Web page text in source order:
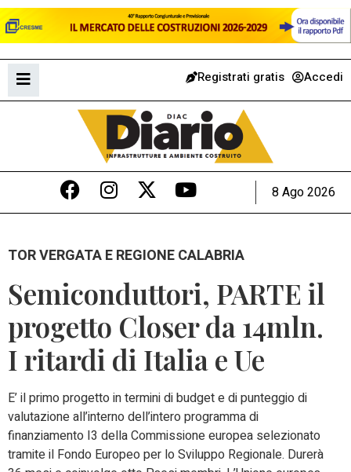
Registrati gratis Accedi
8 Ago 2026
TOR VERGATA E REGIONE CALABRIA
Semiconduttori, PARTE il
progetto Closer da 14mln.
I ritardi di Italia e Ue
E’ il primo progetto in termini di budget e di punteggio di
valutazione all’interno dell’intero programma di
finanziamento I3 della Commissione europea selezionato
tramite il Fondo Europeo per lo Sviluppo Regionale. Durerà